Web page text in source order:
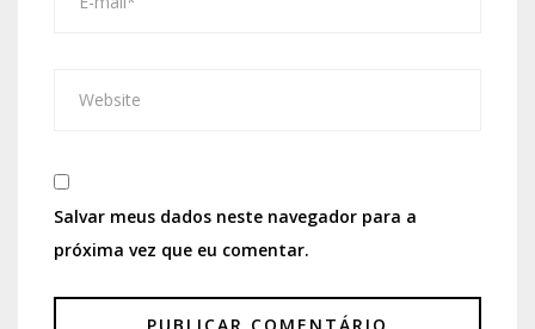
Salvar meus dados neste navegador para a
próxima vez que eu comentar.